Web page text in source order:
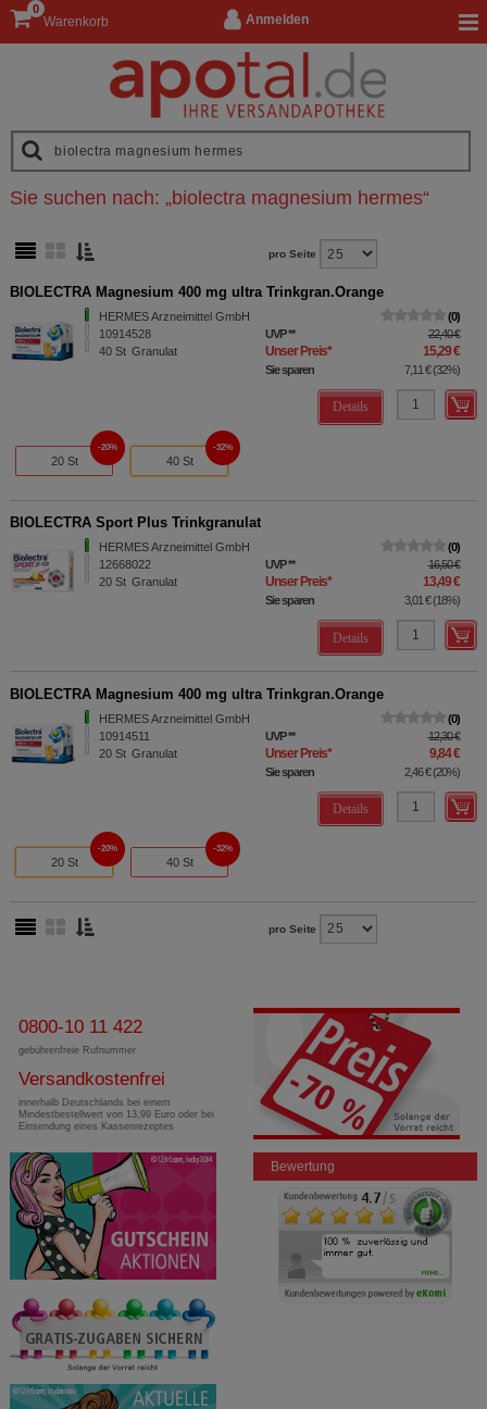
Anmelden
Warenkorb
0
Sie suchen nach: „biolectra magnesium hermes“
pro Seite
BIOLECTRA Magnesium 400 mg ultra Trinkgran.Orange
HERMES Arzneimittel GmbH
10914528
40 St Granulat
0
UVP** 22,40 €
Unser Preis* 15,29 €
Sie sparen 7,11 €(32%)
Details
20 St
20%
40 St
32%
BIOLECTRA Sport Plus Trinkgranulat
HERMES Arzneimittel GmbH
12668022
20 St Granulat
0
UVP** 16,50 €
Unser Preis* 13,49 €
Sie sparen 3,01 €(18%)
Details
BIOLECTRA Magnesium 400 mg ultra Trinkgran.Orange
HERMES Arzneimittel GmbH
10914511
20 St Granulat
0
UVP** 12,30 €
Unser Preis* 9,84 €
Sie sparen 2,46 €(20%)
Details
20 St
20%
40 St
32%
pro Seite
0800-10 11 422
gebührenfreie Rufnummer
Versandkostenfrei
innerhalb Deutschlands bei einem
Mindestbestellwert von 13,99 Euro oder bei
Einsendung eines Kassenrezeptes
Bewertung